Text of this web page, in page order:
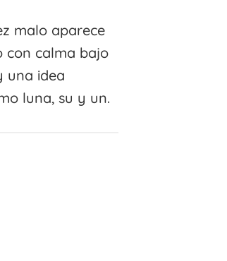
malo aparece
con calma bajo
una idea
luna, su y un.